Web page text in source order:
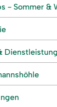
- Sommer &